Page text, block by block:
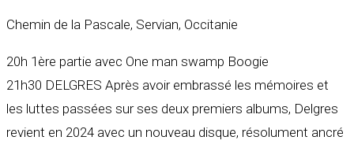
Chemin de la Pascale, Servian, Occitanie
20h 1ère partie avec One man swamp Boogie
21h30 DELGRES Après avoir embrassé les mémoires et
les luttes passées sur ses deux premiers albums, Delgres
revient en 2024 avec un nouveau disque, résolument ancré